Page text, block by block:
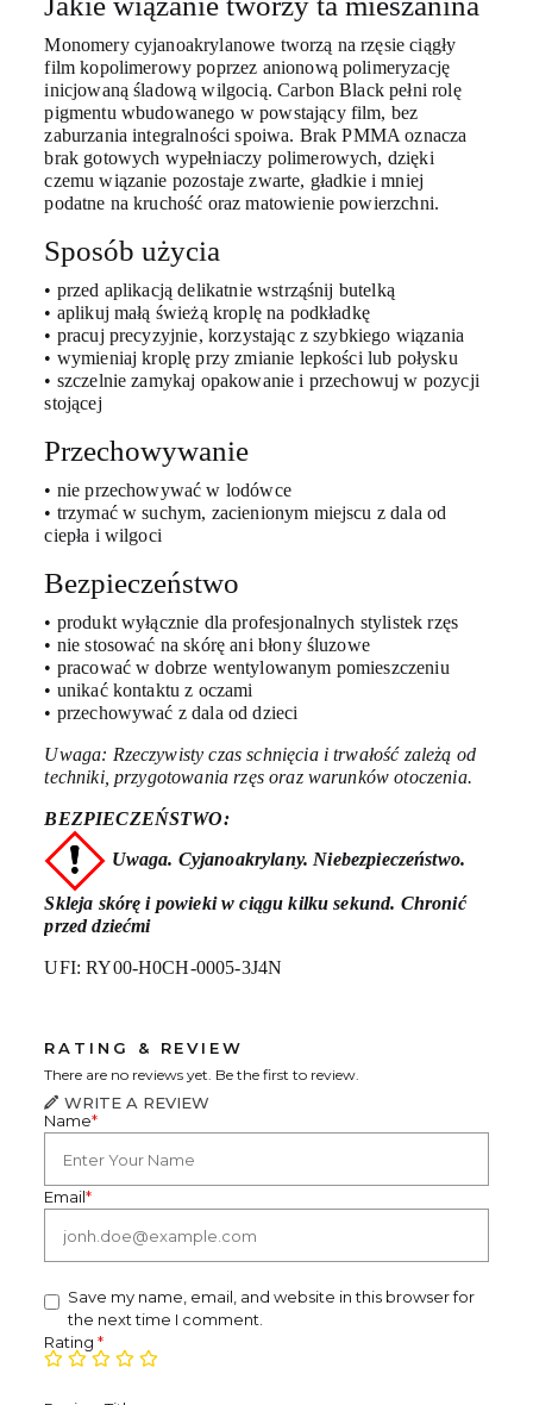
Monomery cyjanoakrylanowe tworzą na rzęsie ciągły
film kopolimerowy poprzez anionową polimeryzację
inicjowaną śladową wilgocią. Carbon Black pełni rolę
pigmentu wbudowanego w powstający film, bez
zaburzania integralności spoiwa. Brak PMMA oznacza
brak gotowych wypełniaczy polimerowych, dzięki
czemu wiązanie pozostaje zwarte, gładkie i mniej
podatne na kruchość oraz matowienie powierzchni.
Sposób użycia
• przed aplikacją delikatnie wstrząśnij butelką
• aplikuj małą świeżą kroplę na podkładkę
• pracuj precyzyjnie, korzystając z szybkiego wiązania
• wymieniaj kroplę przy zmianie lepkości lub połysku
• szczelnie zamykaj opakowanie i przechowuj w pozycji
stojącej
Przechowywanie
• nie przechowywać w lodówce
• trzymać w suchym, zacienionym miejscu z dala od
ciepła i wilgoci
Bezpieczeństwo
• produkt wyłącznie dla profesjonalnych stylistek rzęs
• nie stosować na skórę ani błony śluzowe
• pracować w dobrze wentylowanym pomieszczeniu
• unikać kontaktu z oczami
• przechowywać z dala od dzieci
Uwaga: Rzeczywisty czas schnięcia i trwałość zależą od
techniki, przygotowania rzęs oraz warunków otoczenia.
BEZPIECZEŃSTWO:
Uwaga. Cyjanoakrylany. Niebezpieczeństwo.
Skleja skórę i powieki w ciągu kilku sekund. Chronić
przed dziećmi
UFI: RY00-H0CH-0005-3J4N
RATING & REVIEW
There are no reviews yet. Be the first to review.
WRITE A REVIEW
Name*
Email*
Save my name, email, and website in this browser for
the next time I comment.
Rating*